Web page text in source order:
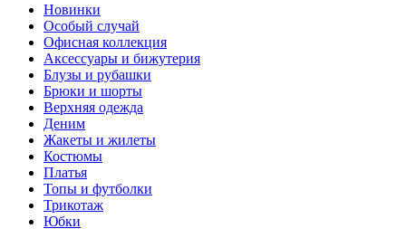
Новинки
Особый случай
Офисная коллекция
Аксессуары и бижутерия
Блузы и рубашки
Брюки и шорты
Верхняя одежда
Деним
Жакеты и жилеты
Костюмы
Платья
Топы и футболки
Трикотаж
Юбки